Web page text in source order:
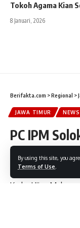
By using this site, you
Terms of Use
Tokoh Agama Kian
8 Januari, 2026
Berifakta.com >Regional >
JAWA TIMUR NEWS
PC IPM
Hidup
Diskusi ini diisi oleh
Kader Hijau